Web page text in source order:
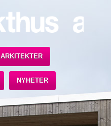
ARKITEKTER
NYHETER